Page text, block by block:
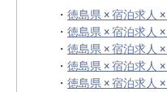
・ 徳島県 × 宿泊求人 ×
・ 徳島県 × 宿泊求人 ×
・ 徳島県 × 宿泊求人 ×
・ 徳島県 × 宿泊求人 ×
・ 徳島県 × 宿泊求人 ×